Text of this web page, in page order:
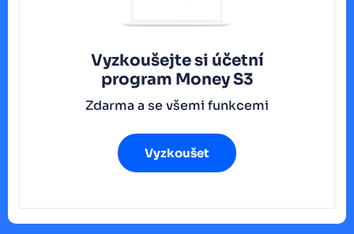
Vyzkoušejte si účetní
program Money S3
Zdarma a se všemi funkcemi
Vyzkoušet